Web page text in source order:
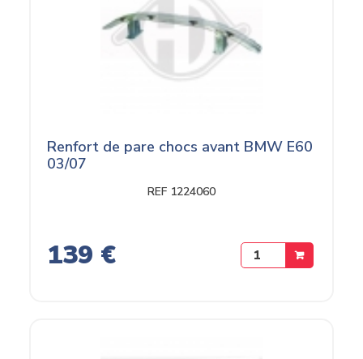
Renfort de pare chocs avant BMW E60
03/07
REF 1224060
139 €